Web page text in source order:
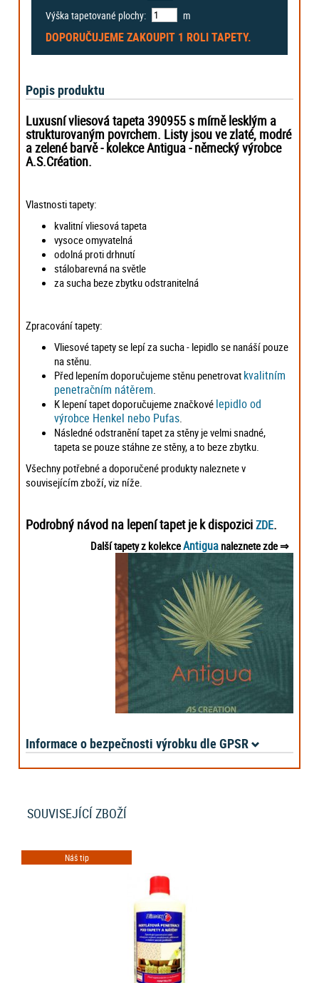
Výška tapetované plochy:
m
DOPORUČUJEME ZAKOUPIT 1 ROLITAPETY.
Popis produktu
Luxusní vliesová tapeta 390955 s mírně lesklým a
strukturovaným povrchem. Listy jsou ve zlaté, modré
a zelené barvě - kolekce Antigua -německý výrobce
A.S.Création.
Vlastnosti tapety:
kvalitní vliesová tapeta
vysoce omyvatelná
odolná proti drhnutí
stálobarevná na světle
za sucha beze zbytku odstranitelná
Zpracování tapety:
Vliesové tapety se lepí za sucha - lepidlo se nanáší pouze
na stěnu.
Před lepením doporučujeme stěnu penetrovat kvalitním
penetračním nátěrem.
K lepení tapet doporučujeme značkové lepidlo od
výrobce Henkel nebo Pufas.
Následné odstranění tapet za stěny je velmi snadné,
tapeta se pouze stáhne ze stěny, a to beze zbytku.
Všechny potřebné a doporučené produkty naleznete v
souvisejícím zboží, viz níže.
Podrobný návod na lepení tapet je k dispoziciZDE.
Další tapety z kolekceAntiguanaleznete zde ⇒
Informace o bezpečnosti výrobku dle GPSR
SOUVISEJÍCÍ ZBOŽÍ
Náš tip